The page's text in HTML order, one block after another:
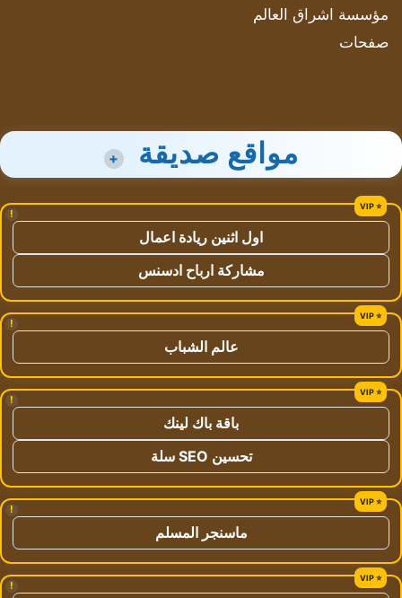
مؤسسة اشراق العالم
صفحات
مواقع صديقة +
!
اول اثنين ريادة اعمال
مشاركة ارباح ادسنس
!
عالم الشباب
!
باقة باك لينك
تحسين SEO سلة
!
ماسنجر المسلم
!